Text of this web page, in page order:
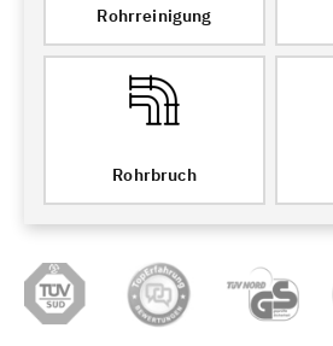
Rohrreinigung
Rohrbruch